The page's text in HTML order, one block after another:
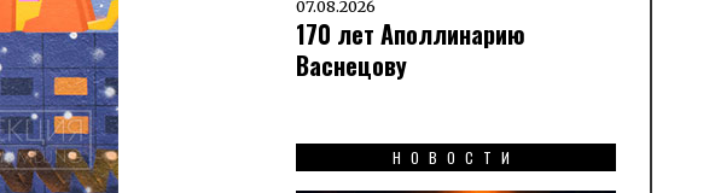
07.08.2026
170 лет Аполлинарию
Васнецову
НОВОСТИ